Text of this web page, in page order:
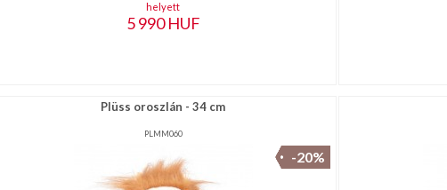
helyett
5 990HUF
Plüss oroszlán - 34 cm
PLMM060
-20%